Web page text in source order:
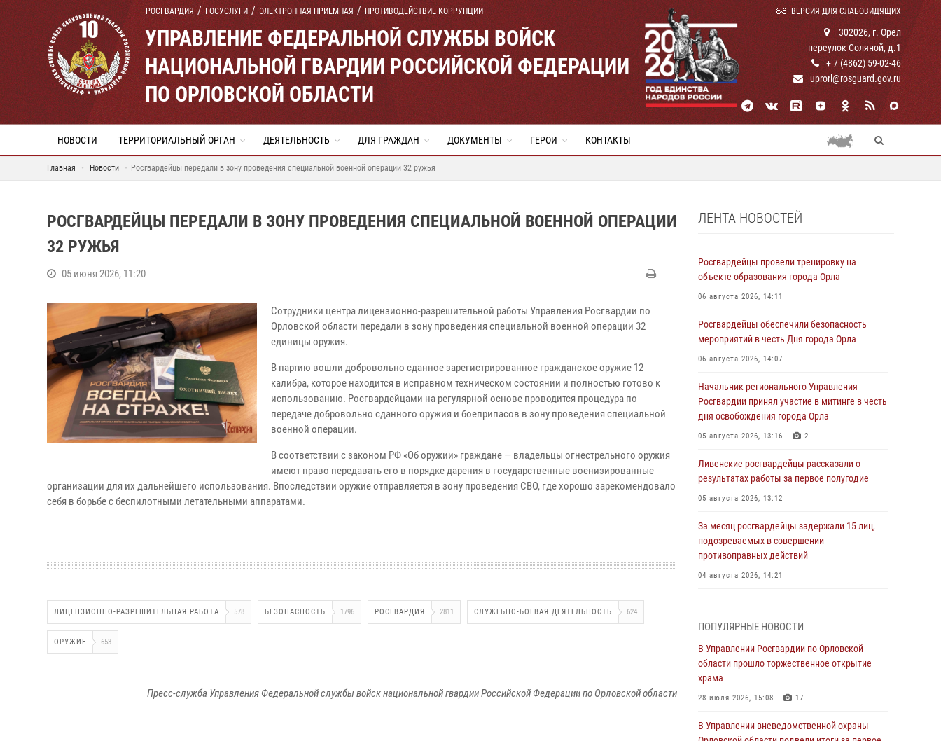
РОСГВАРДИЯ ГОСУСЛУГИ ЭЛЕКТРОННАЯ ПРИЕМНАЯ ПРОТИВОДЕЙСТВИЕ КОРРУПЦИИ ВЕРСИЯ ДЛЯ СЛАБОВИДЯЩИХ
УПРАВЛЕНИЕ ФЕДЕРАЛЬНОЙ СЛУЖБЫ ВОЙСК
НАЦИОНАЛЬНОЙ ГВАРДИИ РОССИЙСКОЙ ФЕДЕРАЦИИ
ПО ОРЛОВСКОЙ ОБЛАСТИ
302026, г. Орел
переулок Соляной, д.1
+ 7 (4862) 59-02-46
uprorl@rosguard.gov.ru
НОВОСТИ ТЕРРИТОРИАЛЬНЫЙ ОРГАН ДЕЯТЕЛЬНОСТЬ ДЛЯ ГРАЖДАН ДОКУМЕНТЫ ГЕРОИ КОНТАКТЫ
Главная Новости Росгвардейцы передали в зону проведения специальной военной операции 32 ружья
РОСГВАРДЕЙЦЫ ПЕРЕДАЛИ В ЗОНУ ПРОВЕДЕНИЯ СПЕЦИАЛЬНОЙ ВОЕННОЙ ОПЕРАЦИИ
32 РУЖЬЯ
05 июня 2026, 11:20
Сотрудники центра лицензионно-разрешительной работы Управления Росгвардии по
Орловской области передали в зону проведения специальной военной операции 32
единицы оружия.
В партию вошли добровольно сданное зарегистрированное гражданское оружие 12
калибра, которое находится в исправном техническом состоянии и полностью готово к
использованию. Росгвардейцами на регулярной основе проводится процедура по
передаче добровольно сданного оружия и боеприпасов в зону проведения специальной
военной операции.
В соответствии с законом РФ «Об оружии» граждане — владельцы огнестрельного оружия
имеют право передавать его в порядке дарения в государственные военизированные
организации для их дальнейшего использования. Впоследствии оружие отправляется в зону проведения СВО, где хорошо зарекомендовало
себя в борьбе с беспилотными летательными аппаратами.
ЛИЦЕНЗИОННО-РАЗРЕШИТЕЛЬНАЯ РАБОТА 578 БЕЗОПАСНОСТЬ 1796 РОСГВАРДИЯ 2811 СЛУЖЕБНО-БОЕВАЯ ДЕЯТЕЛЬНОСТЬ 624
ОРУЖИЕ 653
Пресс-служба Управления Федеральной службы войск национальной гвардии Российской Федерации по Орловской области
ЛЕНТА НОВОСТЕЙ
Росгвардейцы провели тренировку на
объекте образования города Орла
06 августа 2026, 14:11
Росгвардейцы обеспечили безопасность
мероприятий в честь Дня города Орла
06 августа 2026, 14:07
Начальник регионального Управления
Росгвардии принял участие в митинге в честь
дня освобождения города Орла
05 августа 2026, 13:16 2
Ливенские росгвардейцы рассказали о
результатах работы за первое полугодие
05 августа 2026, 13:12
За месяц росгвардейцы задержали 15 лиц,
подозреваемых в совершении
противоправных действий
04 августа 2026, 14:21
За месяц росгвардейцы приняли от граждан
более 800 заявлений о предоставлении
госуслуг
ПОПУЛЯРНЫЕ НОВОСТИ
В Управлении Росгвардии по Орловской
области прошло торжественное открытие
храма
28 июля 2026, 15:08 17
В Управлении вневедомственной охраны